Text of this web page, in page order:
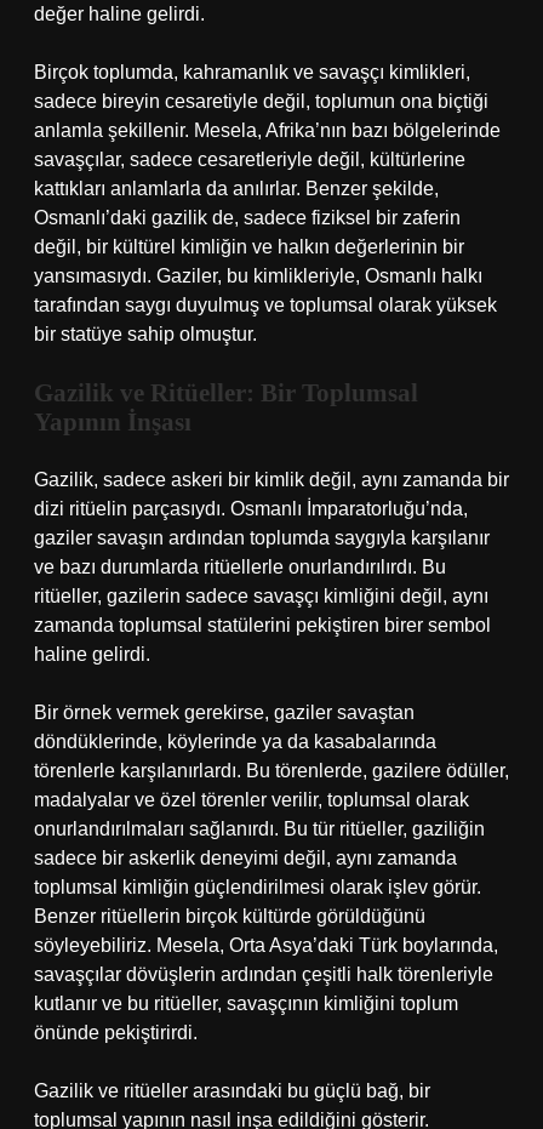
değer haline gelirdi.
Birçok toplumda, kahramanlık ve savaşçı kimlikleri,
sadece bireyin cesaretiyle değil, toplumun ona biçtiği
anlamla şekillenir. Mesela, Afrika’nın bazı bölgelerinde
savaşçılar, sadece cesaretleriyle değil, kültürlerine
kattıkları anlamlarla da anılırlar. Benzer şekilde,
Osmanlı’daki gazilik de, sadece fiziksel bir zaferin
değil, bir kültürel kimliğin ve halkın değerlerinin bir
yansımasıydı. Gaziler, bu kimlikleriyle, Osmanlı halkı
tarafından saygı duyulmuş ve toplumsal olarak yüksek
bir statüye sahip olmuştur.
Gazilik ve Ritüeller: Bir Toplumsal
Yapının İnşası
Gazilik, sadece askeri bir kimlik değil, aynı zamanda bir
dizi ritüelin parçasıydı. Osmanlı İmparatorluğu’nda,
gaziler savaşın ardından toplumda saygıyla karşılanır
ve bazı durumlarda ritüellerle onurlandırılırdı. Bu
ritüeller, gazilerin sadece savaşçı kimliğini değil, aynı
zamanda toplumsal statülerini pekiştiren birer sembol
haline gelirdi.
Bir örnek vermek gerekirse, gaziler savaştan
döndüklerinde, köylerinde ya da kasabalarında
törenlerle karşılanırlardı. Bu törenlerde, gazilere ödüller,
madalyalar ve özel törenler verilir, toplumsal olarak
onurlandırılmaları sağlanırdı. Bu tür ritüeller, gaziliğin
sadece bir askerlik deneyimi değil, aynı zamanda
toplumsal kimliğin güçlendirilmesi olarak işlev görür.
Benzer ritüellerin birçok kültürde görüldüğünü
söyleyebiliriz. Mesela, Orta Asya’daki Türk boylarında,
savaşçılar dövüşlerin ardından çeşitli halk törenleriyle
kutlanır ve bu ritüeller, savaşçının kimliğini toplum
önünde pekiştirirdi.
Gazilik ve ritüeller arasındaki bu güçlü bağ, bir
toplumsal yapının nasıl inşa edildiğini gösterir.